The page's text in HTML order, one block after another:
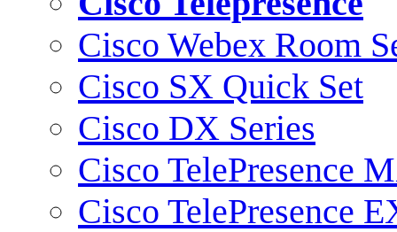
Cisco Webex Room
Cisco SX Quick Set
Cisco DX Series
Cisco TelePresence
Cisco TelePresence